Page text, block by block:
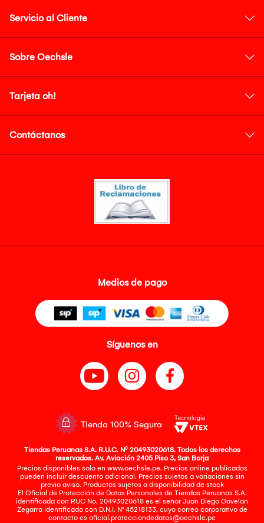
Servicio al Cliente
Sobre Oechsle
Tarjeta oh!
Contáctanos
Medios de pago
Síguenos en
Tienda 100% Segura
Tiendas Peruanas S.A. R.U.C. Nº 20493020618. Todos los derechos
reservados. Av. Aviación 2405 Piso 3, San Borja
Precios disponibles solo en www.oechsle.pe. Precios online publicados
pueden incluir descuento adicional. Precios sujetos a variaciones sin
previo aviso. Productos sujetos a disponibilidad de stock
El Oficial de Protección de Datos Personales de Tiendas Peruanas S.A.
identificada con RUC No. 20493020618 es el señor Juan Diego Gavelan
Zegarra identificado con D.N.I. N° 45218133, cuyo correo corporativo de
contacto es oficial.protecciondedatos@oechsle.pe